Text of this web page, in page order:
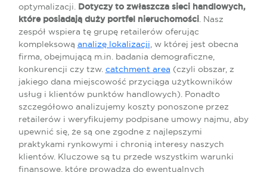
optymalizacji. Dotyczy to zwłaszcza sieci handlowych,
które posiadają duży portfel nieruchomości. Nasz
zespół wspiera tę grupę retailerów oferując
kompleksową analizę lokalizacji , w której jest obecna
firma, obejmującą m.in. badania demograficzne,
konkurencji czy tzw. catchment area (czyli obszar, z
jakiego dana miejscowość przyciąga użytkowników
usług i klientów punktów handlowych). Ponadto
szczegółowo analizujemy koszty ponoszone przez
retailerów i weryfikujemy podpisane umowy najmu, aby
upewnić się, że są one zgodne z najlepszymi
praktykami rynkowymi i chronią interesy naszych
klientów. Kluczowe są tu przede wszystkim warunki
finansowe, które prowadzą do ewentualnych